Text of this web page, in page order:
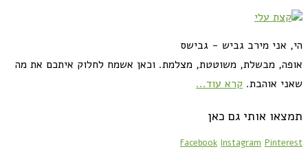
הי, אני מירב גביש - גבישס
אופה, מבשלת, משוטטת, מצלמת. וכאן אשמח לחלוק איתכם את מה
שאני אוהבת. קרא עוד...
תמצאו אותי גם כאן
Facebook Instagram Pinterest